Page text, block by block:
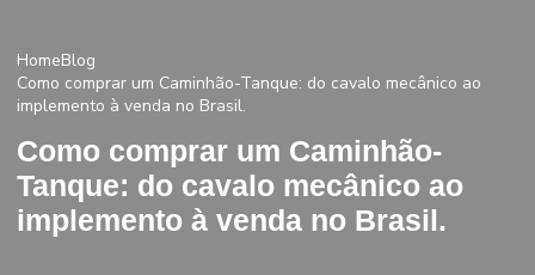
HomeBlog
Como comprar um Caminhão-Tanque: do cavalo mecânico ao
implemento à venda no Brasil.
Como comprar um Caminhão-
Tanque: do cavalo mecânico ao
implemento à venda no Brasil.